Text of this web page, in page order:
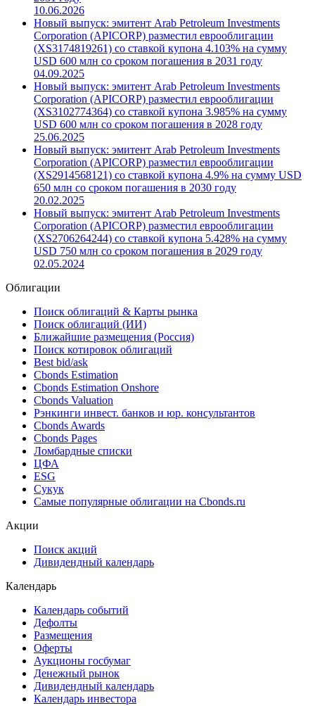
10.06.2026
Новый выпуск: эмитент Arab Petroleum Investments
Corporation (APICORP) разместил еврооблигации
(XS3174819261) со ставкой купона 4.103% на сумму
USD 600 млн со сроком погашения в 2031 году
04.09.2025
Новый выпуск: эмитент Arab Petroleum Investments
Corporation (APICORP) разместил еврооблигации
(XS3102774364) со ставкой купона 3.985% на сумму
USD 600 млн со сроком погашения в 2028 году
25.06.2025
Новый выпуск: эмитент Arab Petroleum Investments
Corporation (APICORP) разместил еврооблигации
(XS2914568121) со ставкой купона 4.9% на сумму USD
650 млн со сроком погашения в 2030 году
20.02.2025
Новый выпуск: эмитент Arab Petroleum Investments
Corporation (APICORP) разместил еврооблигации
(XS2706264244) со ставкой купона 5.428% на сумму
USD 750 млн со сроком погашения в 2029 году
02.05.2024
Облигации
Поиск облигаций & Карты рынка
Поиск облигаций (ИИ)
Ближайшие размещения (Россия)
Поиск котировок облигаций
Best bid/ask
Cbonds Estimation
Cbonds Estimation Onshore
Cbonds Valuation
Рэнкинги инвест. банков и юр. консультантов
Cbonds Awards
Cbonds Pages
Ломбардные списки
ЦФА
ESG
Сукук
Самые популярные облигации на Cbonds.ru
Акции
Поиск акций
Дивидендный календарь
Календарь
Календарь событий
Дефолты
Размещения
Оферты
Аукционы госбумаг
Денежный рынок
Дивидендный календарь
Календарь инвестора